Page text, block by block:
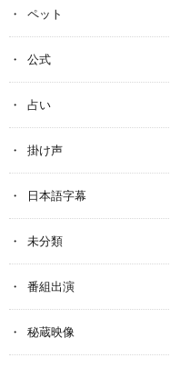
ペット
公式
占い
掛け声
日本語字幕
未分類
番組出演
秘蔵映像